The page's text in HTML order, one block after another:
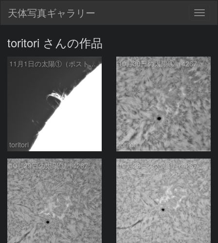
天体写真ギャラリー
toritori さんの作品
11月1日の太陽①（ポストフレアループXLⅤ）
toritori
10月30日の太陽①（4267）
toritori
10月29日の太陽①（4267正面） 10月28日の太陽①（4267,4269,4266）